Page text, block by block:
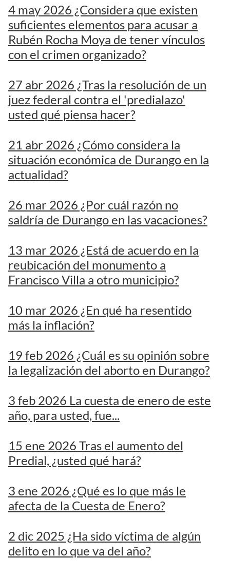
4 may 2026 ¿Considera que existen
suficientes elementos para acusar a
Rubén Rocha Moya de tener vínculos
con el crimen organizado?
27 abr 2026 ¿Tras la resolución de un
juez federal contra el 'predialazo'
usted qué piensa hacer?
21 abr 2026 ¿Cómo considera la
situación económica de Durango en la
actualidad?
26 mar 2026 ¿Por cuál razón no
saldría de Durango en las vacaciones?
13 mar 2026 ¿Está de acuerdo en la
reubicación del monumento a
Francisco Villa a otro municipio?
10 mar 2026 ¿En qué ha resentido
más la inflación?
19 feb 2026 ¿Cuál es su opinión sobre
la legalización del aborto en Durango?
3 feb 2026 La cuesta de enero de este
año, para usted, fue...
15 ene 2026 Tras el aumento del
Predial, ¿usted qué hará?
3 ene 2026 ¿Qué es lo que más le
afecta de la Cuesta de Enero?
2 dic 2025 ¿Ha sido víctima de algún
delito en lo que va del año?